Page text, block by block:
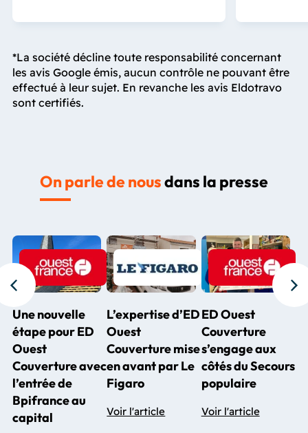
*La société décline toute responsabilité concernant
les avis Google émis, aucun contrôle ne pouvant être
effectué à leur sujet. En revanche les avis Eldotravo
sont certifiés.
On parle de nousdans la presse
Une nouvelle
étape pour ED
Ouest
Couverture avec
l’entrée de
Bpifrance au
capital
L’expertise d’ED
Ouest
Couverture mise
en avant par Le
Figaro
Voir l'article
ED Ouest
Couverture
s’engage aux
côtés du Secours
populaire
Voir l'article